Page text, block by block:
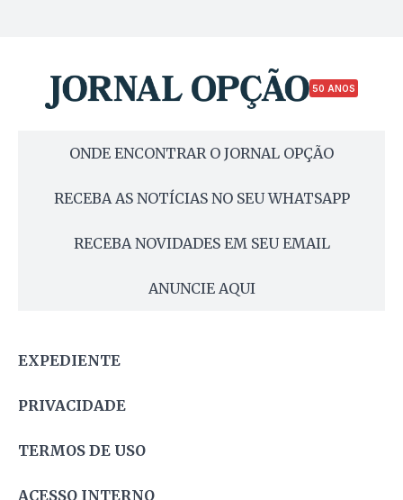
50 ANOS
ONDE ENCONTRAR O JORNAL OPÇÃO
RECEBA AS NOTÍCIAS NO SEU WHATSAPP
RECEBA NOVIDADES EM SEU EMAIL
ANUNCIE AQUI
EXPEDIENTE
PRIVACIDADE
TERMOS DE USO
ACESSO INTERNO